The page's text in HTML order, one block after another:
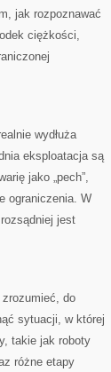
jak rozpoznawać
ciężkości,
wydłuża
eksploatacja są
jako „pech”,
ograniczenia. W
jest
do
sytuacji, w której
takie jak roboty
różne etapy